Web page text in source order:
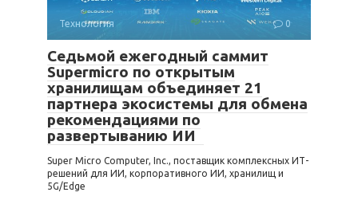
Технология 0
Седьмой ежегодный саммит
Supermicro по открытым
хранилищам объединяет 21
партнера экосистемы для обмена
рекомендациями по
развертыванию ИИ
Super Micro Computer, Inc., поставщик комплексных ИТ-
решений для ИИ, корпоративного ИИ, хранилищ и
5G/Edge